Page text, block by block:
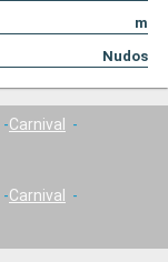
m
Nudos
Carnival
Carnival